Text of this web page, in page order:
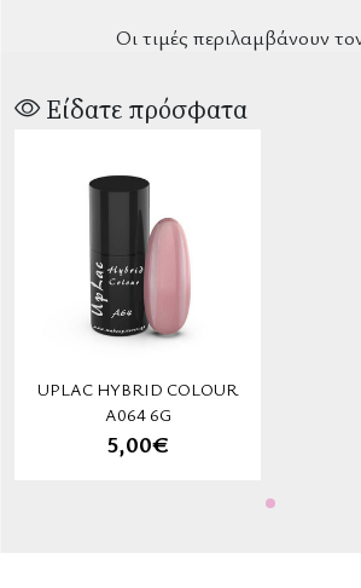
Οι τιμές περιλαμβάνουν
Είδατε πρόσφατα
UPLAC HYBRID COLOUR
A064 6G
5,00€